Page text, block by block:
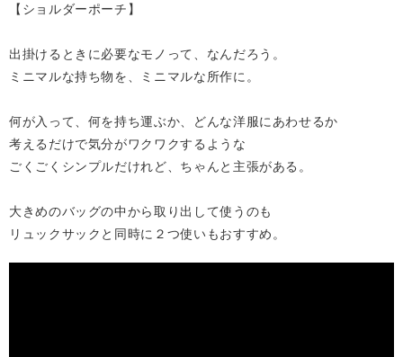
【ショルダーポーチ】
出掛けるときに必要なモノって、なんだろう。
ミニマルな持ち物を、ミニマルな所作に。
何が入って、何を持ち運ぶか、どんな洋服にあわせるか
考えるだけで気分がワクワクするような
ごくごくシンプルだけれど、ちゃんと主張がある。
大きめのバッグの中から取り出して使うのも
リュックサックと同時に２つ使いもおすすめ。